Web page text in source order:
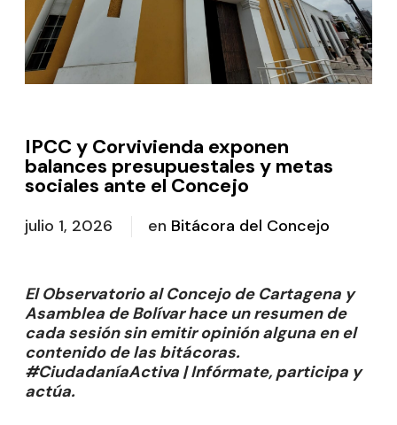
IPCC y Corvivienda exponen
balances presupuestales y metas
sociales ante el Concejo
julio 1, 2026 en Bitácora del Concejo
El Observatorio al Concejo de Cartagena y
Asamblea de Bolívar hace un resumen de
cada sesión sin emitir opinión alguna en el
contenido de las bitácoras.
#CiudadaníaActiva | Infórmate, participa y
actúa.